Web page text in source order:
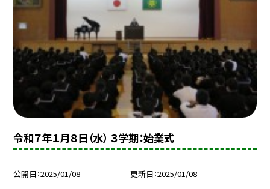
令和７年１月８日（水） ３学期：始業式
公開日 2025/01/08 更新日 2025/01/08